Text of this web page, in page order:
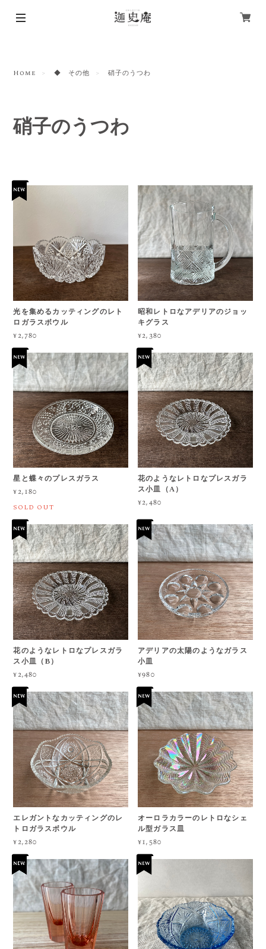
Home ◆ その他 硝子のうつわ
硝子のうつわ
光を集めるカッティングのレト
ロガラスボウル
¥2,780
昭和レトロなアデリアのジョッ
キグラス
¥2,380
星と蝶々のプレスガラス
¥2,180
SOLD OUT
花のようなレトロなプレスガラ
ス小皿（A）
¥2,480
花のようなレトロなプレスガラ
ス小皿（B）
¥2,480
アデリアの太陽のようなガラス
小皿
¥980
エレガントなカッティングのレ
トロガラスボウル
¥2,280
オーロラカラーのレトロなシェ
ル型ガラス皿
¥1,580